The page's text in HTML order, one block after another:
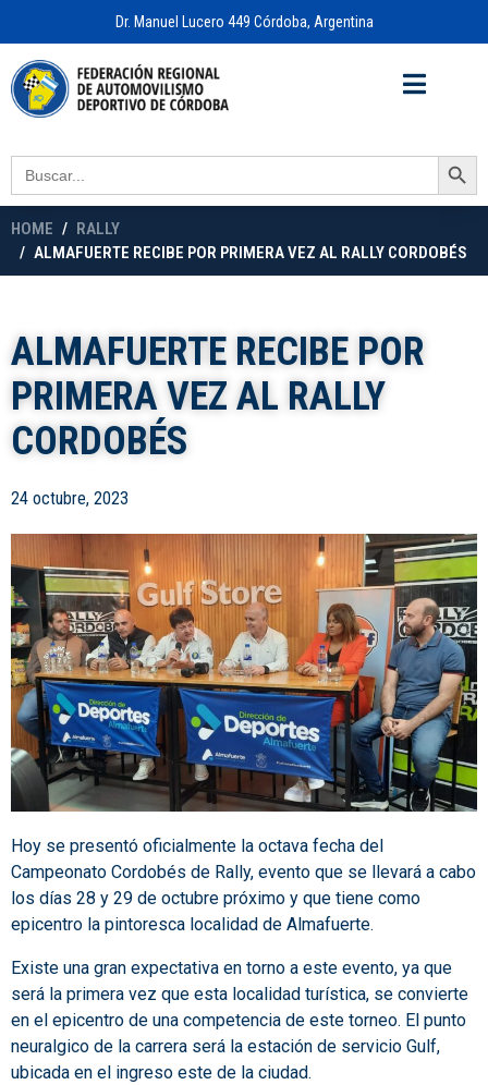
Dr. Manuel Lucero 449 Córdoba, Argentina
Search
for:
Search Button
HOME
RALLY
ALMAFUERTE RECIBE POR PRIMERA VEZ AL RALLY CORDOBÉS
ALMAFUERTE RECIBE POR
PRIMERA VEZ AL RALLY
CORDOBÉS
24 octubre, 2023
Hoy se presentó oficialmente la octava fecha del
Campeonato Cordobés de Rally, evento que se llevará a cabo
los días 28 y 29 de octubre próximo y que tiene como
epicentro la pintoresca localidad de Almafuerte.
Existe una gran expectativa en torno a este evento, ya que
será la primera vez que esta localidad turística, se convierte
en el epicentro de una competencia de este torneo. El punto
neuralgico de la carrera será la estación de servicio Gulf,
ubicada en el ingreso este de la ciudad.